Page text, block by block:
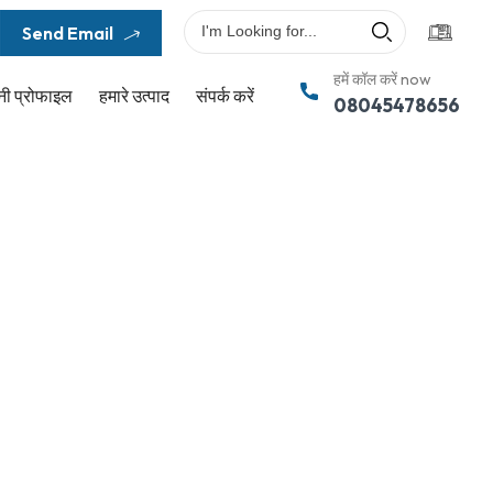
Send Email
हमें कॉल करें now
08045478656
प्रोफाइल हमारे उत्पाद संपर्क करें